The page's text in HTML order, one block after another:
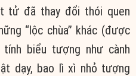
tử đã thay đổi thói quen
“lộc chùa” khác (được
biểu tượng như cành
dạy, bao lì xì nhỏ tượng